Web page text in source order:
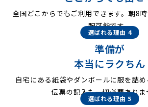
全国どこからでもご利用できます。朝8
配可能です。
選ばれる理由 4
準備が
本当にラクちん
自宅にある紙袋やダンボールに服を詰
伝票の記入も一切必要ありま
選ばれる理由 5